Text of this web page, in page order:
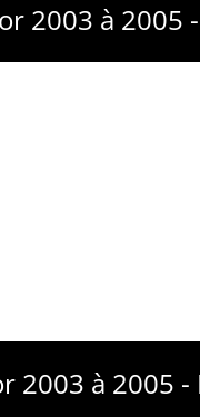
2003 à 2005
2003 à 2005 -